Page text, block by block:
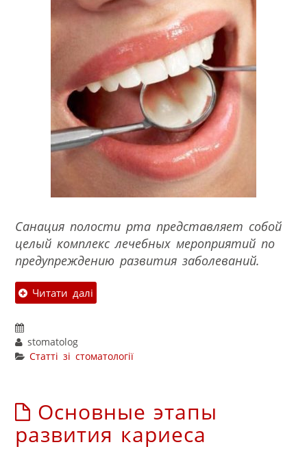
Санация полости рта представляет собой
целый комплекс лечебных мероприятий по
предупреждению развития заболеваний.
Читати далі
stomatolog
Статті зі стоматології
Основные этапы
развития кариеса